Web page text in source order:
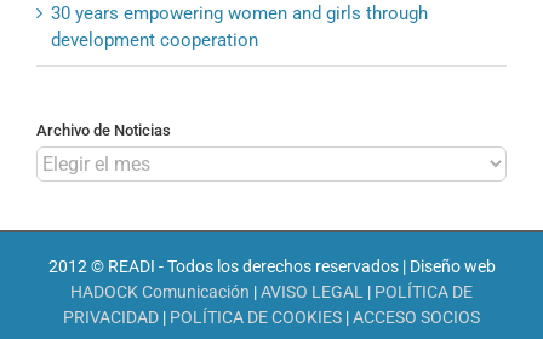
30 years empowering women and girls through
development cooperation
Archivo de Noticias
Archivo
de
2012 © READI - Todos los derechos reservados | Diseño web
HADOCK Comunicación |AVISO LEGAL | POLÍTICA DE
PRIVACIDAD | POLÍTICA DE COOKIES |ACCESO SOCIOS